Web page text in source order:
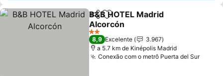
PartilharAdicionar aos favoritos
B&B HOTEL Madrid
Alcorcón
2 Estrelas
8,9 Excelente
3.967
a 5.7 km de Kinépolis Madrid
Conexão com o metrô Puerta del Sur